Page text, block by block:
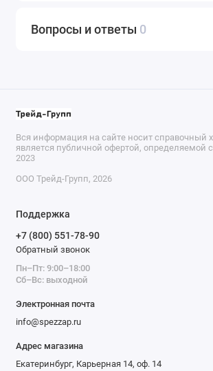
Вопросы и ответы 0
Вся информация на сайте носит справочный
является публичной офертой, определяемой
2023
ООО Трейд-Групп, 2026
Поддержка
+7 (800) 551-78-90
Обратный звонок
Пн–Пт: 9:00–18:00
Сб–Вс: выходной
Электронная почта
info@spezzap.ru
Адрес магазина
Екатеринбург, Карьерная 14, оф. 14